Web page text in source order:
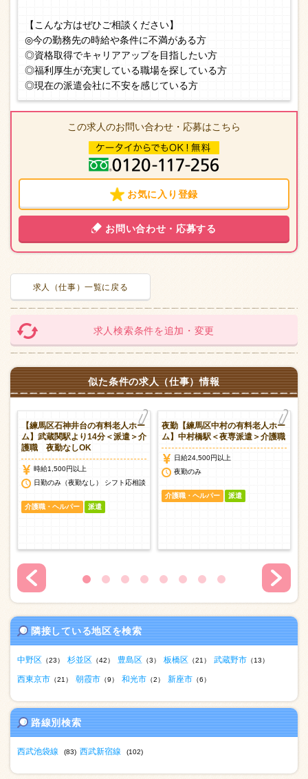
【こんな方はぜひご相談ください】
◎今の勤務先の時給や条件に不満がある方
◎資格取得でキャリアアップを目指したい方
◎福利厚生が充実している職場を探している方
◎現在の派遣会社に不安を感じている方
この求人のお問い合わせ・応募はこちら
お気に入り登録
お問い合わせ・応募する
求人（仕事）一覧に戻る
求人検索条件を追加・変更
似た条件の求人（仕事）情報
【練馬区石神井台の有料老人ホー
ム】武蔵関駅より14分＜派遣＞介
護職 夜勤なしOK
時給1,500円以上
日勤のみ（夜勤なし） シフト応相談
介護職・ヘルパー 派遣
夜勤【練馬区中村の有料老人ホー
ム】中村橋駅＜夜専派遣＞介護職
日給24,500円以上
夜勤のみ
介護職・ヘルパー 派遣
隣接している地区を検索
中野区 （23） 杉並区 （42） 豊島区 （3） 板橋区 （21） 武蔵野市 （13）
西東京市 （21） 朝霞市 （9） 和光市 （2） 新座市 （6）
路線別検索
西武池袋線 (83) 西武新宿線 (102)